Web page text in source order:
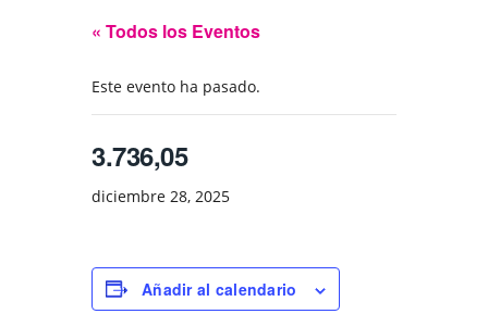
« Todos los Eventos
Este evento ha pasado.
3.736,05
diciembre 28, 2025
Añadir al calendario